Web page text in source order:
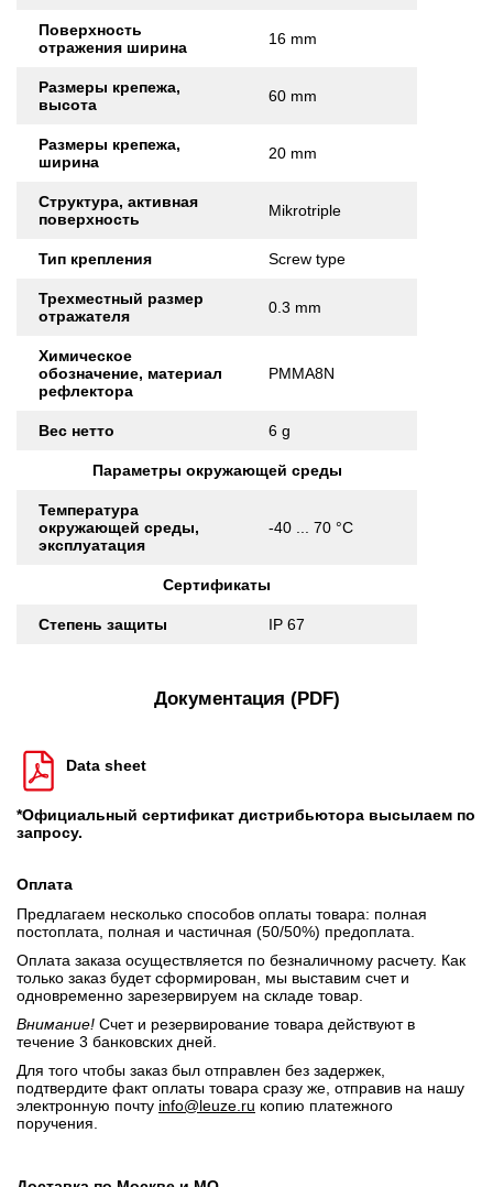
Поверхность
отражения ширина
16 mm
Размеры крепежа,
высота
60 mm
Размеры крепежа,
ширина
20 mm
Структура, активная
поверхность
Mikrotriple
Тип крепления Screw type
Трехместный размер
отражателя
0.3 mm
Химическое
обозначение, материал
рефлектора
PMMA8N
Вес нетто 6 g
Параметры окружающей среды
Температура
окружающей среды,
эксплуатация
-40 ... 70 °C
Сертификаты
Степень защиты IP 67
Документация (PDF)
Data sheet
*Официальный сертификат дистрибьютора высылаем по
запросу.
Оплата
Предлагаем несколько способов оплаты товара: полная
постоплата, полная и частичная (50/50%) предоплата.
Оплата заказа осуществляется по безналичному расчету. Как
только заказ будет сформирован, мы выставим счет и
одновременно зарезервируем на складе товар.
Внимание! Счет и резервирование товара действуют в
течение 3 банковских дней.
Для того чтобы заказ был отправлен без задержек,
подтвердите факт оплаты товара сразу же, отправив на нашу
электронную почту info@leuze.ru копию платежного
поручения.